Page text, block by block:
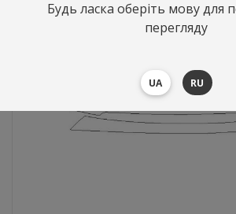
Будь ласка оберіть мову для
перегляду
UA RU